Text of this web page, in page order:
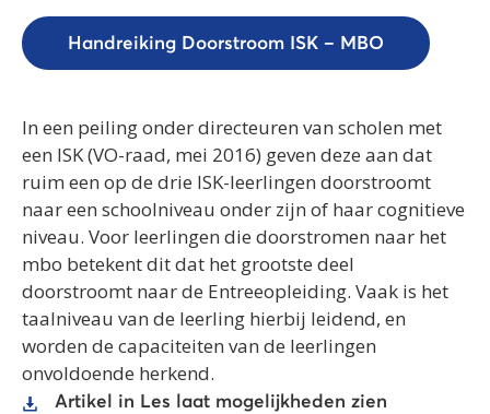
Handreiking Doorstroom ISK – MBO
In een peiling onder directeuren van scholen met
een ISK (VO-raad, mei 2016) geven deze aan dat
ruim een op de drie ISK-leerlingen doorstroomt
naar een schoolniveau onder zijn of haar cognitieve
niveau. Voor leerlingen die doorstromen naar het
mbo betekent dit dat het grootste deel
doorstroomt naar de Entreeopleiding. Vaak is het
taalniveau van de leerling hierbij leidend, en
worden de capaciteiten van de leerlingen
onvoldoende herkend.
Artikel in Les laat mogelijkheden zien